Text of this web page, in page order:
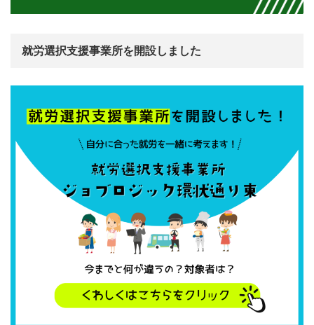
就労選択支援事業所を開設しました